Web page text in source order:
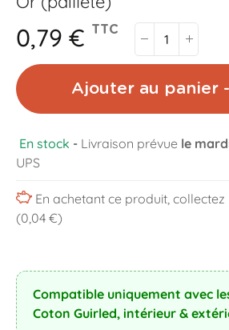
0,79 € TTC
Ajouter au panier
En stock - Livraison prévue le
UPS
En achetant ce produit, collectez
(0,04 €)
Compatible uniquement avec
Coton Guirled, intérieur &